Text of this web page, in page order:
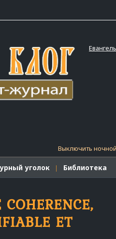
Выключить
уголок Библиотека
ET